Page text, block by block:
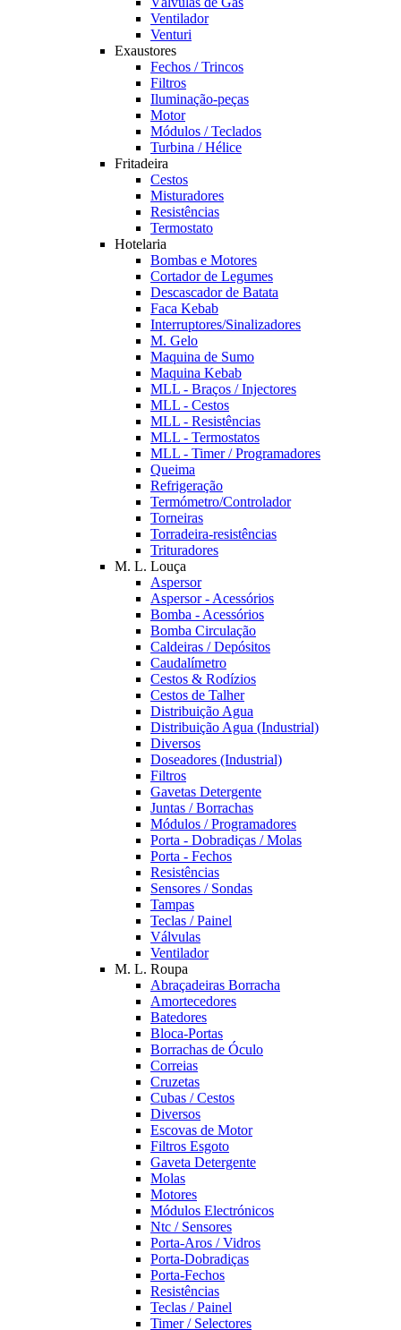
Ventilador
Venturi
Exaustores
Fechos / Trincos
Filtros
Iluminação-peças
Motor
Módulos / Teclados
Turbina / Hélice
Fritadeira
Cestos
Misturadores
Resistências
Termostato
Hotelaria
Bombas e Motores
Cortador de Legumes
Descascador de Batata
Faca Kebab
Interruptores/Sinalizadores
M. Gelo
Maquina de Sumo
Maquina Kebab
MLL - Braços / Injectores
MLL - Cestos
MLL - Resistências
MLL - Termostatos
MLL - Timer / Programadores
Queima
Refrigeração
Termómetro/Controlador
Torneiras
Torradeira-resistências
Trituradores
M. L. Louça
Aspersor
Aspersor - Acessórios
Bomba - Acessórios
Bomba Circulação
Caldeiras / Depósitos
Caudalímetro
Cestos & Rodízios
Cestos de Talher
Distribuição Agua
Distribuição Agua (Industrial)
Diversos
Doseadores (Industrial)
Filtros
Gavetas Detergente
Juntas / Borrachas
Módulos / Programadores
Porta - Dobradiças / Molas
Porta - Fechos
Resistências
Sensores / Sondas
Tampas
Teclas / Painel
Válvulas
Ventilador
M. L. Roupa
Abraçadeiras Borracha
Amortecedores
Batedores
Bloca-Portas
Borrachas de Óculo
Correias
Cruzetas
Cubas / Cestos
Diversos
Escovas de Motor
Filtros Esgoto
Gaveta Detergente
Molas
Motores
Módulos Electrónicos
Ntc / Sensores
Porta-Aros / Vidros
Porta-Dobradiças
Porta-Fechos
Resistências
Teclas / Painel
Timer / Selectores